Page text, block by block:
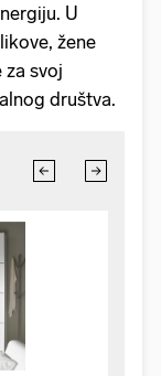
U
žene
za svoj
društva.